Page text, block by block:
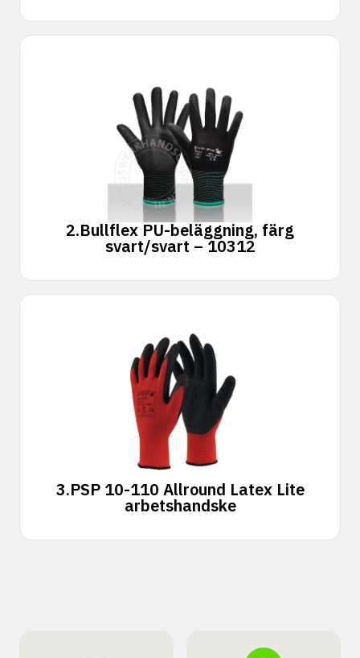
2.Bullflex PU-beläggning, färg
svart/svart – 10312
3.PSP 10-110 Allround Latex Lite
arbetshandske